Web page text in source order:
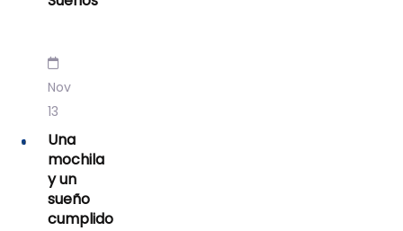
Nov
13
Una
mochila
y un
sueño
cumplido